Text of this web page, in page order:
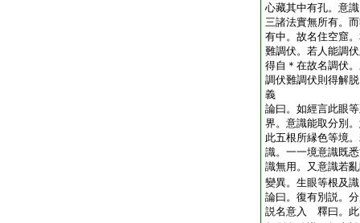
心藏其中有孔。意
三諸法實無所有。
有中。故名住空窟
難調伏。若人能調
得自＊在故名調伏
調伏難調伏則得解
義
論曰。如經言此眼
界。意識能取分別
此五根所縁色等境
識。一一境意識既
識無用。又意識若
變異。生眼等根及
論曰。復有別説。
説名意入 釋曰。此